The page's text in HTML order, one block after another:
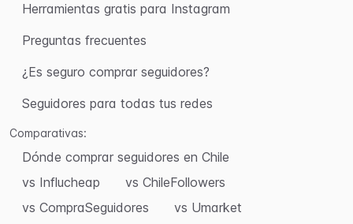
Herramientas gratis para Instagram
Preguntas frecuentes
¿Es seguro comprar seguidores?
Seguidores para todas tus redes
Comparativas:
Dónde comprar seguidores en Chile
vs Influcheap
vs ChileFollowers
vs CompraSeguidores
vs Umarket